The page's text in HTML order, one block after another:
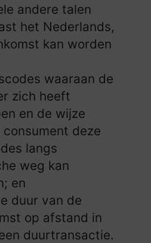
andere talen
het Nederlands,
kan worden
waaraan de
zich heeft
en de wijze
deze
langs
weg kan
en
duur van de
op afstand in
duurtransactie.